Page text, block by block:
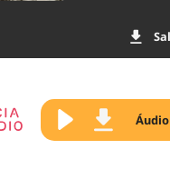
Áudio